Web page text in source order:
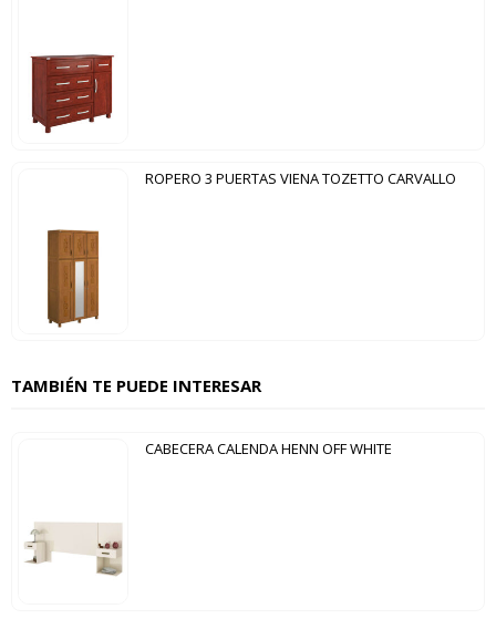
ROPERO 3 PUERTAS VIENA TOZETTO CARVALLO
TAMBIÉN TE PUEDE INTERESAR
CABECERA CALENDA HENN OFF WHITE